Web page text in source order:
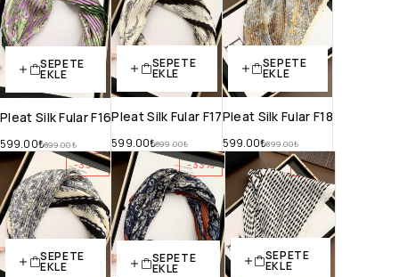
SEPETE
EKLE
Pleat Silk Fular F16
899.00₺
599.00₺
SEPETE
EKLE
Pleat Silk Fular F17
899.00₺
599.00₺
SEPETE
EKLE
Pleat Silk Fular F18
899.00₺
599.00₺
-33%
SEPETE
EKLE
-33%
SEPETE
EKLE
-33%
SEPETE
EKLE